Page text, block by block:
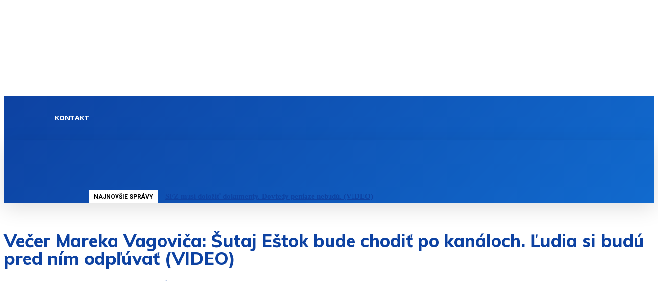
KONTAKT
NAJNOVŠIE SPRÁVY SFZ musí doložiť dokumenty. Dovtedy peniaze nebudú. (VIDEO)
Večer Mareka Vagoviča: Šutaj Eštok bude chodiť po kanáloch. Ľudia si budú
pred ním odpľúvať (VIDEO)